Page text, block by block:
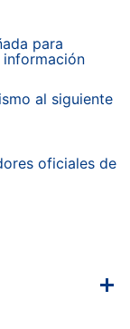
para
al siguiente
oficiales de